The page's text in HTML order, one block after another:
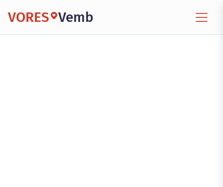
VORES Vemb